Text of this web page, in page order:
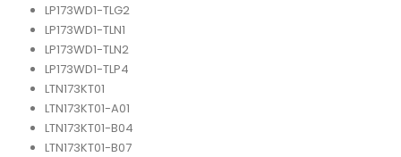
LP173WD1-TLG2
LP173WD1-TLN1
LP173WD1-TLN2
LP173WD1-TLP4
LTN173KT01
LTN173KT01-A01
LTN173KT01-B04
LTN173KT01-B07